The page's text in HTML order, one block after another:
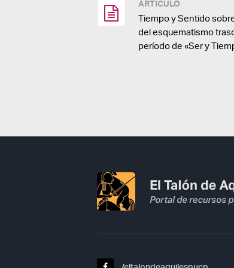
ARTÍCULO
Tiempo y Sentido
del esquematismo
período de «Ser y